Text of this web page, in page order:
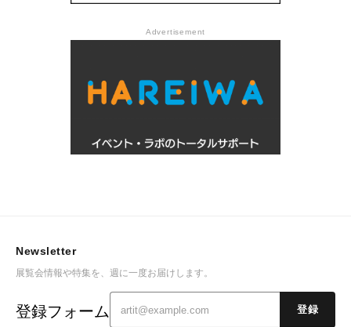
Advertisement
Newsletter
展覧会情報や特集を、週に一度お届けします。
登録フォーム 登録